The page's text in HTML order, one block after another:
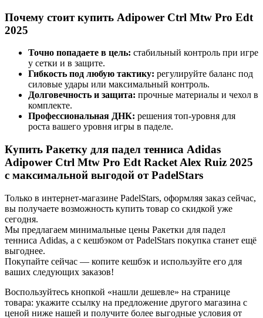
Почему стоит купить Adipower Ctrl Mtw Pro Edt
2025
Точно попадаете в цель: стабильный контроль при игре
у сетки и в защите.
Гибкость под любую тактику: регулируйте баланс под
силовые удары или максимальный контроль.
Долговечность и защита: прочные материалы и чехол в
комплекте.
Профессиональная ДНК: решения топ-уровня для
роста вашего уровня игры в паделе.
Купить Ракетку для падел тенниса Adidas
Adipower Ctrl Mtw Pro Edt Racket Alex Ruiz 2025
с максимальной выгодой от PadelStars
Только в интернет-магазине PadelStars, оформляя заказ сейчас,
вы получаете возможность купить товар со скидкой уже
сегодня.
Мы предлагаем минимальные цены Ракетки для падел
тенниса Adidas, а с кешбэком от PadelStars покупка станет ещё
выгоднее.
Покупайте сейчас — копите кешбэк и используйте его для
ваших следующих заказов!
Воспользуйтесь кнопкой «нашли дешевле» на странице
товара: укажите ссылку на предложение другого магазина с
ценой ниже нашей и получите более выгодные условия от